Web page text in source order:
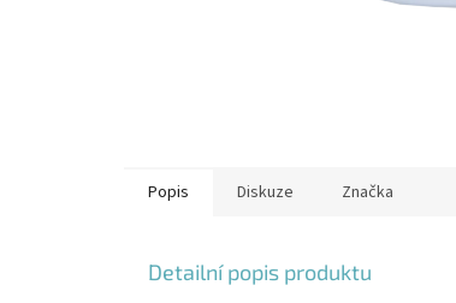
Popis Diskuze Značka
Detailní popis produktu